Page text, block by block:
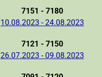
7151 - 7180
10.08.2023 - 24.08.2023
7121 - 7150
26.07.2023 - 09.08.2023